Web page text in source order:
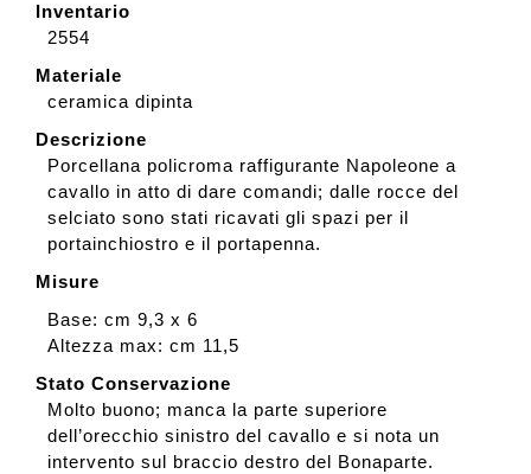
English
Inventario
2554
Materiale
ceramica dipinta
Descrizione
Porcellana policroma raffigurante Napoleone a
cavallo in atto di dare comandi; dalle rocce del
selciato sono stati ricavati gli spazi per il
portainchiostro e il portapenna.
Misure
Base: cm 9,3 x 6
Altezza max: cm 11,5
Stato Conservazione
Molto buono; manca la parte superiore
dell’orecchio sinistro del cavallo e si nota un
intervento sul braccio destro del Bonaparte.